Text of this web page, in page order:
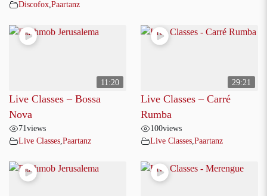
Discofox Paartanz
11:20
Live Classes – Bossa
Nova
71views
Live Classes Paartanz
29:21
Live Classes – Carré
Rumba
100views
Live Classes Paartanz